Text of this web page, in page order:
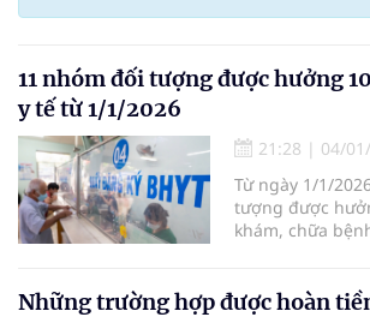
11 nhóm đối tượng được hưởng
y tế từ 1/1/2026
21:28 | 04/
Từ ngày 1/1/
tượng được
khám, chữa
Những trường hợp được hoàn